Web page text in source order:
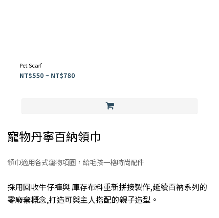
Pet Scarf
NT$550 ~ NT$780
寵物丹寧百納領巾
領巾適用各式寵物項圈，給毛孩一格時尚配件
採用回收牛仔褲與 庫存布料重新拼接製作,延續百衲系列的
零廢棄概念,打造可與主人搭配的親子造型。